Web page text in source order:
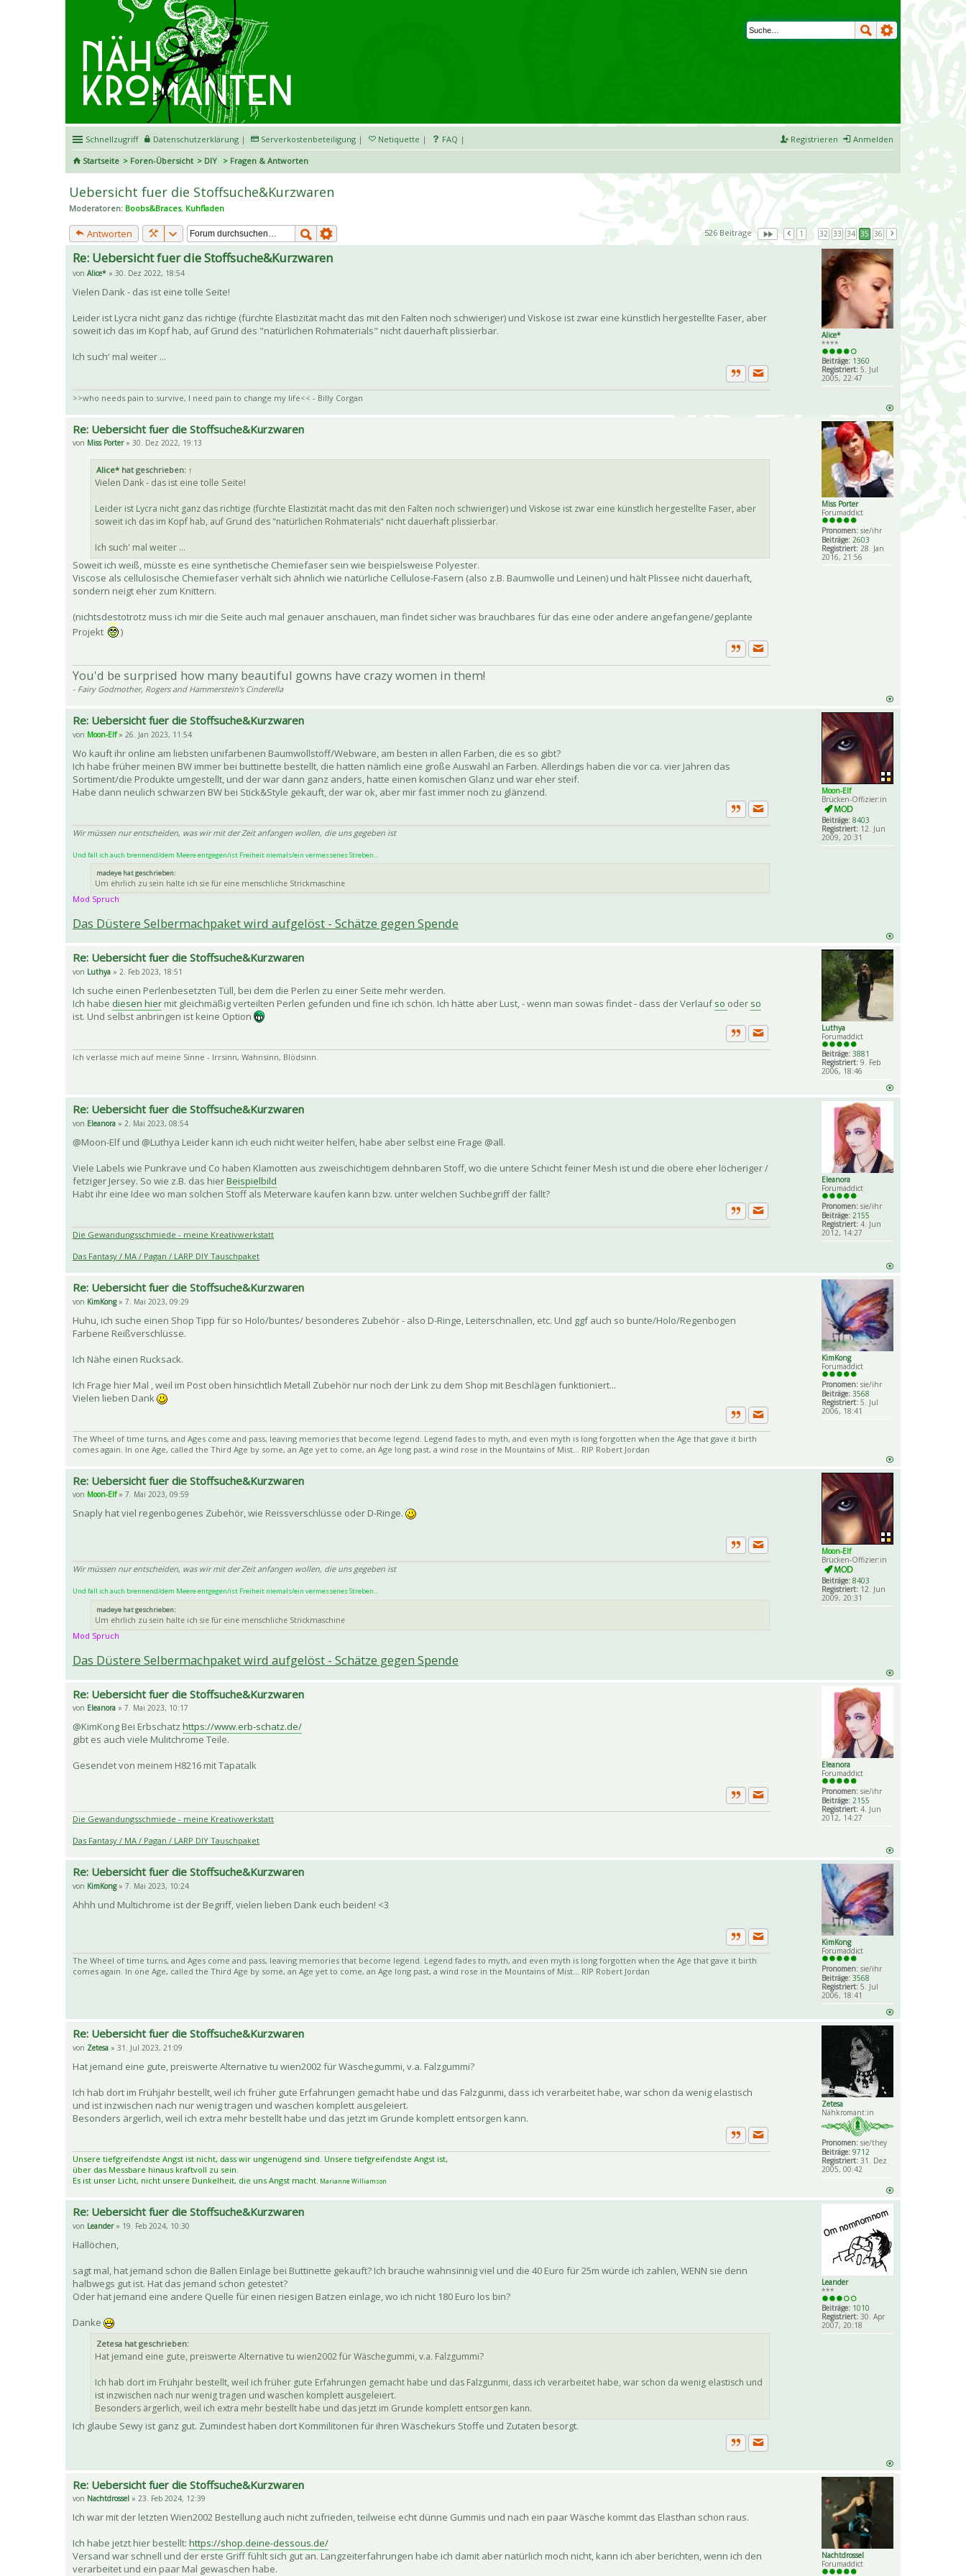
Schnellzugriff Datenschutzerklärung | Serverkostenbeteiligung | Netiquette | FAQ | Anmelden
Registrieren
Startseite
Foren-Übersicht DIY Fragen & Antworten
Uebersicht fuer die Stoffsuche&Kurzwaren
Moderatoren: Boobs&Braces, Kuhfladen
Antworten 526 Beiträge 1 32 33 34 35 36
Alice*
****
Beiträge: 1360
Registriert: 5. Jul
2005, 22:47
Re: Uebersicht fuer die Stoffsuche&Kurzwaren
von Alice* » 30. Dez 2022, 18:54
Vielen Dank - das ist eine tolle Seite!
Leider ist Lycra nicht ganz das richtige (fürchte Elastizität macht das mit den Falten noch schwieriger) und Viskose ist zwar eine künstlich hergestellte Faser, aber
soweit ich das im Kopf hab, auf Grund des "natürlichen Rohmaterials" nicht dauerhaft plissierbar.
Ich such' mal weiter ...
ZitatPrivate Nachricht senden
>>who needs pain to survive, I need pain to change my life<< - Billy Corgan
Miss Porter
Forumaddict
Pronomen: sie/ihr
Beiträge: 2603
Registriert: 28. Jan
2016, 21:56
Re: Uebersicht fuer die Stoffsuche&Kurzwaren
von Miss Porter» 30. Dez 2022, 19:13
Alice* hat geschrieben: ↑
Vielen Dank - das ist eine tolle Seite!
Leider ist Lycra nicht ganz das richtige (fürchte Elastizität macht das mit den Falten noch schwieriger) und Viskose ist zwar eine künstlich hergestellte Faser, aber
soweit ich das im Kopf hab, auf Grund des "natürlichen Rohmaterials" nicht dauerhaft plissierbar.
Ich such' mal weiter ...
Soweit ich weiß, müsste es eine synthetische Chemiefaser sein wie beispielsweise Polyester.
Viscose als cellulosische Chemiefaser verhält sich ähnlich wie natürliche Cellulose-Fasern (also z.B. Baumwolle und Leinen) und hält Plissee nicht dauerhaft,
sondern neigt eher zum Knittern.
(nichtsdestotrotz muss ich mir die Seite auch mal genauer anschauen, man findet sicher was brauchbares für das eine oder andere angefangene/geplante
Projekt
)
ZitatPrivate Nachricht senden
You'd be surprised how many beautiful gowns have crazy women in them!
- Fairy Godmother, Rogers and Hammerstein's Cinderella
Moon-Elf
Brücken-Offizier:in
Beiträge: 8403
Registriert: 12. Jun
2009, 20:31
Re: Uebersicht fuer die Stoffsuche&Kurzwaren
von Moon-Elf» 26. Jan 2023, 11:54
Wo kauft ihr online am liebsten unifarbenen Baumwollstoff/Webware, am besten in allen Farben, die es so gibt?
Ich habe früher meinen BW immer bei buttinette bestellt, die hatten nämlich eine große Auswahl an Farben. Allerdings haben die vor ca. vier Jahren das
Sortiment/die Produkte umgestellt, und der war dann ganz anders, hatte einen komischen Glanz und war eher steif.
Habe dann neulich schwarzen BW bei Stick&Style gekauft, der war ok, aber mir fast immer noch zu glänzend.
ZitatPrivate Nachricht senden
Wir müssen nur entscheiden, was wir mit der Zeit anfangen wollen, die uns gegeben ist
Und fall ich auch brennend/dem Meere entgegen/ist Freiheit niemals/ein vermessenes Streben...
madeye hat geschrieben:
Um ehrlich zu sein halte ich sie für eine menschliche Strickmaschine
Mod Spruch
Das Düstere Selbermachpaket wird aufgelöst - Schätze gegen Spende
Luthya
Forumaddict
Beiträge: 3881
Registriert: 9. Feb
2006, 18:46
Re: Uebersicht fuer die Stoffsuche&Kurzwaren
von Luthya » 2. Feb 2023, 18:51
Ich suche einen Perlenbesetzten Tüll, bei dem die Perlen zu einer Seite mehr werden.
Ich habe diesen hier mit gleichmäßig verteilten Perlen gefunden und fine ich schön. Ich hätte aber Lust, - wenn man sowas findet - dass der Verlaufso oder so
ist. Und selbst anbringen ist keine Option
ZitatPrivate Nachricht senden
Ich verlasse mich auf meine Sinne - Irrsinn, Wahnsinn, Blödsinn.
Eleanora
Forumaddict
Pronomen: sie/ihr
Beiträge: 2155
Registriert: 4. Jun
2012, 14:27
Re: Uebersicht fuer die Stoffsuche&Kurzwaren
von Eleanora » 2. Mai 2023, 08:54
@Moon-Elf und @Luthya Leider kann ich euch nicht weiter helfen, habe aber selbst eine Frage @all.
Viele Labels wie Punkrave und Co haben Klamotten aus zweischichtigem dehnbaren Stoff, wo die untere Schicht feiner Mesh ist und die obere eher löcheriger /
fetziger Jersey. So wie z.B. das hierBeispielbild
Habt ihr eine Idee wo man solchen Stoff als Meterware kaufen kann bzw. unter welchen Suchbegriff der fällt?
ZitatPrivate Nachricht senden
Die Gewandungsschmiede - meine Kreativwerkstatt
Das Fantasy / MA / Pagan / LARP DIY Tauschpaket
KimKong
Forumaddict
Pronomen: sie/ihr
Beiträge: 3568
Registriert: 5. Jul
2006, 18:41
Re: Uebersicht fuer die Stoffsuche&Kurzwaren
von KimKong» 7. Mai 2023, 09:29
Huhu, ich suche einen Shop Tipp für so Holo/buntes/ besonderes Zubehör - also D-Ringe, Leiterschnallen, etc. Und ggf auch so bunte/Holo/Regenbogen
Farbene Reißverschlüsse.
Ich Nähe einen Rucksack.
Ich Frage hier Mal , weil im Post oben hinsichtlich Metall Zubehör nur noch der Link zu dem Shop mit Beschlägen funktioniert...
Vielen lieben Dank
ZitatPrivate Nachricht senden
The Wheel of time turns, and Ages come and pass, leaving memories that become legend. Legend fades to myth, and even myth is long forgotten when the Age that gave it birth
comes again. In one Age, called the Third Age by some, an Age yet to come, an Age long past, a wind rose in the Mountains of Mist... RIP Robert Jordan
Moon-Elf
Brücken-Offizier:in
Beiträge: 8403
Registriert: 12. Jun
2009, 20:31
Re: Uebersicht fuer die Stoffsuche&Kurzwaren
von Moon-Elf» 7. Mai 2023, 09:59
Snaply hat viel regenbogenes Zubehör, wie Reissverschlüsse oder D-Ringe.
ZitatPrivate Nachricht senden
Wir müssen nur entscheiden, was wir mit der Zeit anfangen wollen, die uns gegeben ist
Und fall ich auch brennend/dem Meere entgegen/ist Freiheit niemals/ein vermessenes Streben...
madeye hat geschrieben:
Um ehrlich zu sein halte ich sie für eine menschliche Strickmaschine
Mod Spruch
Das Düstere Selbermachpaket wird aufgelöst - Schätze gegen Spende
Eleanora
Forumaddict
Pronomen: sie/ihr
Beiträge: 2155
Registriert: 4. Jun
2012, 14:27
Re: Uebersicht fuer die Stoffsuche&Kurzwaren
von Eleanora » 7. Mai 2023, 10:17
@KimKong Bei Erbschatz https://www.erb-schatz.de/
gibt es auch viele Mulitchrome Teile.
Gesendet von meinem H8216 mit Tapatalk
ZitatPrivate Nachricht senden
Die Gewandungsschmiede - meine Kreativwerkstatt
Das Fantasy / MA / Pagan / LARP DIY Tauschpaket
KimKong
Forumaddict
Pronomen: sie/ihr
Beiträge: 3568
Registriert: 5. Jul
2006, 18:41
Re: Uebersicht fuer die Stoffsuche&Kurzwaren
von KimKong» 7. Mai 2023, 10:24
Ahhh und Multichrome ist der Begriff, vielen lieben Dank euch beiden! <3
ZitatPrivate Nachricht senden
The Wheel of time turns, and Ages come and pass, leaving memories that become legend. Legend fades to myth, and even myth is long forgotten when the Age that gave it birth
comes again. In one Age, called the Third Age by some, an Age yet to come, an Age long past, a wind rose in the Mountains of Mist... RIP Robert Jordan
Zetesa
Nähkromant:in
Pronomen: sie/they
Beiträge: 9712
Registriert: 31. Dez
2005, 00:42
Re: Uebersicht fuer die Stoffsuche&Kurzwaren
von Zetesa » 31. Jul 2023, 21:09
Hat jemand eine gute, preiswerte Alternative tu wien2002 für Wäschegummi, v.a. Falzgummi?
Ich hab dort im Frühjahr bestellt, weil ich früher gute Erfahrungen gemacht habe und das Falzgunmi, dass ich verarbeitet habe, war schon da wenig elastisch
und ist inzwischen nach nur wenig tragen und waschen komplett ausgeleiert.
Besonders ärgerlich, weil ich extra mehr bestellt habe und das jetzt im Grunde komplett entsorgen kann.
ZitatPrivate Nachricht senden
Unsere tiefgreifendste Angst ist nicht, dass wir ungenügend sind. Unsere tiefgreifendste Angst ist,
über das Messbare hinaus kraftvoll zu sein.
Es ist unser Licht, nicht unsere Dunkelheit, die uns Angst macht. Marianne Williamson
Leander
***
Beiträge: 1010
Registriert: 30. Apr
2007, 20:18
Re: Uebersicht fuer die Stoffsuche&Kurzwaren
von Leander» 19. Feb 2024, 10:30
Hallöchen,
sagt mal, hat jemand schon die Ballen Einlage bei Buttinette gekauft? Ich brauche wahnsinnig viel und die 40 Euro für 25m würde ich zahlen, WENN sie denn
halbwegs gut ist. Hat das jemand schon getestet?
Oder hat jemand eine andere Quelle für einen riesigen Batzen einlage, wo ich nicht 180 Euro los bin?
Danke
Zetesa hat geschrieben:
Hat jemand eine gute, preiswerte Alternative tu wien2002 für Wäschegummi, v.a. Falzgummi?
Ich hab dort im Frühjahr bestellt, weil ich früher gute Erfahrungen gemacht habe und das Falzgunmi, dass ich verarbeitet habe, war schon da wenig elastisch und
ist inzwischen nach nur wenig tragen und waschen komplett ausgeleiert.
Besonders ärgerlich, weil ich extra mehr bestellt habe und das jetzt im Grunde komplett entsorgen kann.
Ich glaube Sewy ist ganz gut. Zumindest haben dort Kommilitonen für ihren Wäschekurs Stoffe und Zutaten besorgt.
ZitatPrivate Nachricht senden
Nachtdrossel
Forumaddict
Re: Uebersicht fuer die Stoffsuche&Kurzwaren
von Nachtdrossel » 23. Feb 2024, 12:39
Ich war mit der letzten Wien2002 Bestellung auch nicht zufrieden, teilweise echt dünne Gummis und nach ein paar Wäsche kommt das Elasthan schon raus.
Ich habe jetzt hier bestellt: https://shop.deine-dessous.de/
Versand war schnell und der erste Griff fühlt sich gut an. Langzeiterfahrungen habe ich damit aber natürlich moch nicht, kann ich aber berichten, wenn ich den
verarbeitet und ein paar Mal gewaschen habe.